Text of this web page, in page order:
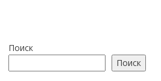
Поиск
Поиск